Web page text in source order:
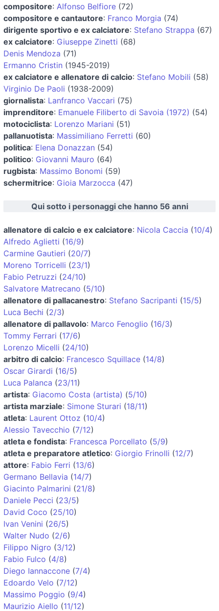
compositore: Alfonso Belfiore (72)
compositore e cantautore: Franco Morgia (74)
dirigente sportivo e ex calciatore: Stefano Strappa (67)
ex calciatore: Giuseppe Zinetti (68)
Denis Mendoza (71)
Ermanno Cristin (1945-2019)
ex calciatore e allenatore di calcio: Stefano Mobili (58)
Virginio De Paoli (1938-2009)
giornalista: Lanfranco Vaccari (75)
imprenditore: Emanuele Filiberto di Savoia (1972) (54)
motociclista: Lorenzo Mariani (51)
pallanuotista: Massimiliano Ferretti (60)
politica: Elena Donazzan (54)
politico: Giovanni Mauro (64)
rugbista: Massimo Bonomi (59)
schermitrice: Gioia Marzocca (47)
Qui sotto i personaggi che hanno 56 anni
allenatore di calcio e ex calciatore: Nicola Caccia (10/4)
Alfredo Aglietti (16/9)
Carmine Gautieri (20/7)
Moreno Torricelli (23/1)
Fabio Petruzzi (24/10)
Salvatore Matrecano (5/10)
allenatore di pallacanestro: Stefano Sacripanti (15/5)
Luca Bechi (2/3)
allenatore di pallavolo: Marco Fenoglio (16/3)
Tommy Ferrari (17/6)
Lorenzo Micelli (24/10)
arbitro di calcio: Francesco Squillace (14/8)
Oscar Girardi (16/5)
Luca Palanca (23/11)
artista: Giacomo Costa (artista) (5/10)
artista marziale: Simone Sturari (18/11)
atleta: Laurent Ottoz (10/4)
Alessio Tavecchio (7/12)
atleta e fondista: Francesca Porcellato (5/9)
atleta e preparatore atletico: Giorgio Frinolli (12/7)
attore: Fabio Ferri (13/6)
Germano Bellavia (14/7)
Giacinto Palmarini (21/8)
Daniele Pecci (23/5)
David Coco (25/10)
Ivan Venini (26/5)
Walter Nudo (2/6)
Filippo Nigro (3/12)
Fabio Fulco (4/8)
Diego Iannaccone (7/4)
Edoardo Velo (7/12)
Massimo Poggio (9/4)
Maurizio Aiello (11/12)